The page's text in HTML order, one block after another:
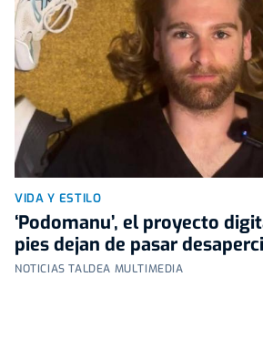
VIDA Y ESTILO
‘Podomanu’, el proyecto
pies dejan de pasar
NOTICIAS TALDEA MULTIMEDIA